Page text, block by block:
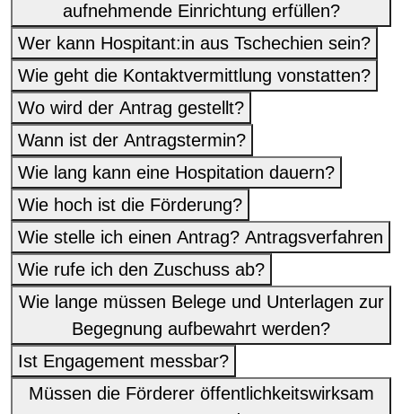
aufnehmende Einrichtung erfüllen?
Wer kann Hospitant:in aus Tschechien sein?
Wie geht die Kontaktvermittlung vonstatten?
Wo wird der Antrag gestellt?
Wann ist der Antragstermin?
Wie lang kann eine Hospitation dauern?
Wie hoch ist die Förderung?
Wie stelle ich einen Antrag? Antragsverfahren
Wie rufe ich den Zuschuss ab?
Wie lange müssen Belege und Unterlagen zur
Begegnung aufbewahrt werden?
Ist Engagement messbar?
Müssen die Förderer öffentlichkeitswirksam